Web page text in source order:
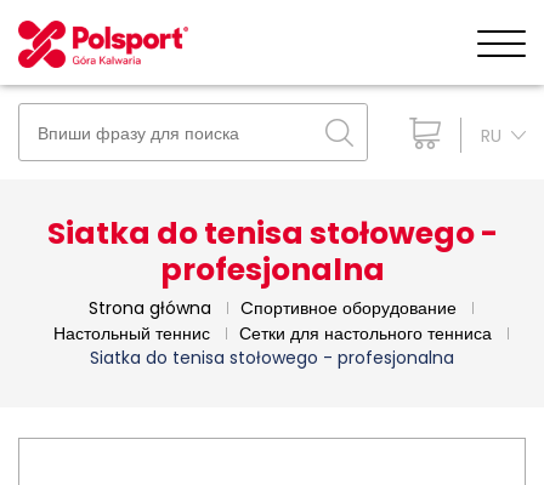
RU
Siatka do tenisa stołowego -
profesjonalna
Strona główna
Cпортивное оборудование
Настольный теннис
Сетки для настольного тенниса
Siatka do tenisa stołowego - profesjonalna